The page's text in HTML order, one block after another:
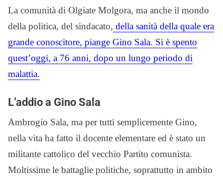
La comunità di Olgiate Molgora, ma anche il mondo
della politica, del sindacato, della sanità della quale era
grande conoscitore, piange Gino Sala. Si è spento
quest’oggi, a 76 anni, dopo un lungo periodo di
malattia.
L’addio a Gino Sala
Ambrogio Sala, ma per tutti semplicemente Gino,
nella vita ha fatto il docente elementare ed è stato un
militante cattolico del vecchio Partito comunista.
Moltissime le battaglie politiche, soprattutto in ambito